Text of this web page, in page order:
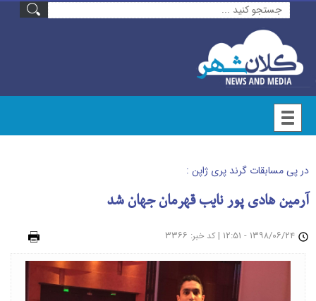
در پی مسابقات گرند پری ژاپن :
آرمین هادی پور نایب قهرمان جهان شد
| کد خبر: ۳۳۶۶